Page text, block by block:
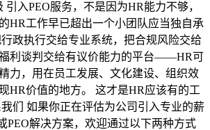
引入PEO服务，不是因为HR能力不够，
HR工作早已超出一个小团队应当独自承
政执行交给专业系统，把合规风险交给
利谈判交给有议价能力的平台——HR可
力，用在员工发展、文化建设、组织效
HR价值的地方。 这才是HR应该有的工
们 如果你正在评估为公司引入专业的薪
PEO解决方案，欢迎通过以下两种方式